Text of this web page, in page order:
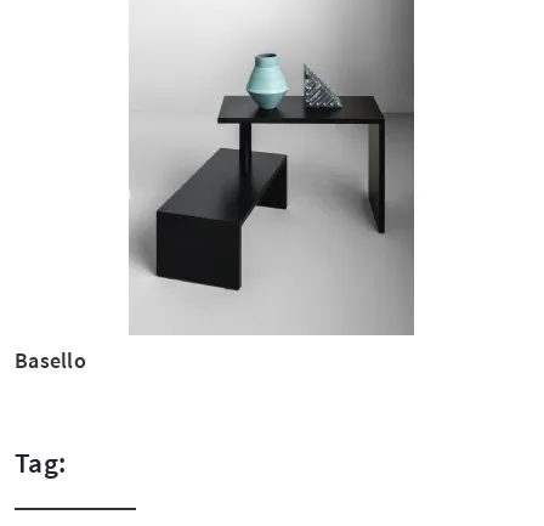
Basello
Tag: